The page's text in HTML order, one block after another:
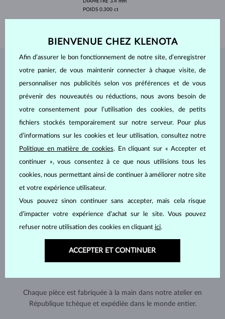
POIDS 0.300 ct
BIJOUX DEL'ATELIER KLENOTA
Chaque pièce est fabriquée à la main dans notre atelier en
République tchèque et expédiée dans le monde entier.
BIENVENUE CHEZ KLENOTA
Afin d’assurer le bon fonctionnement de notre site, d’enregistrer
votre panier, de vous maintenir connecter à chaque visite, de
personnaliser nos publicités selon vos préférences et de vous
prévenir des nouveautés ou réductions, nous avons besoin de
votre consentement pour l’utilisation des cookies, de petits
fichiers stockés temporairement sur notre serveur. Pour plus
d’informations sur les cookies et leur utilisation, consultez notre
Politique en matière de cookies. En cliquant sur « Accepter et
continuer », vous consentez à ce que nous utilisions tous les
cookies, nous permettant ainsi de continuer à améliorer notre site
et votre expérience utilisateur.
Vous pouvez sinon continuer sans accepter, mais cela risque
d’impacter votre expérience d’achat sur le site. Vous pouvez
refuser notre utilisation des cookies en cliquant ici.
ACCEPTER ET CONTINUER